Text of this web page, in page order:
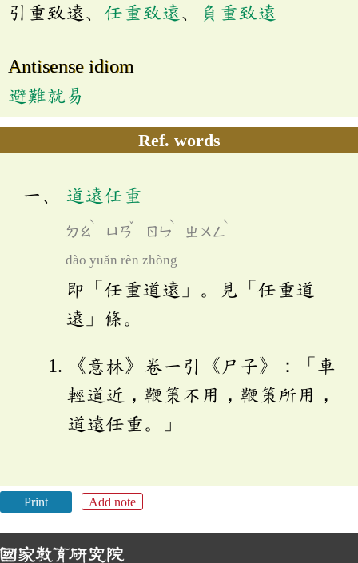
引重致遠、 任重致遠、 負重致遠
Antisense idiom
避難就易
Ref. words
道遠任重
ㄉㄠ
ˋ
ㄩㄢ
ˇ
ㄖㄣ
ˋ
ㄓㄨㄥ
ˋ
dào yuǎn rèn zhòng
即「任重道遠」。見「任重道
遠」條。
《意林》卷一引《尸子》：「車
輕道近，鞭策不用，鞭策所用，
道遠任重。」
Print Add note